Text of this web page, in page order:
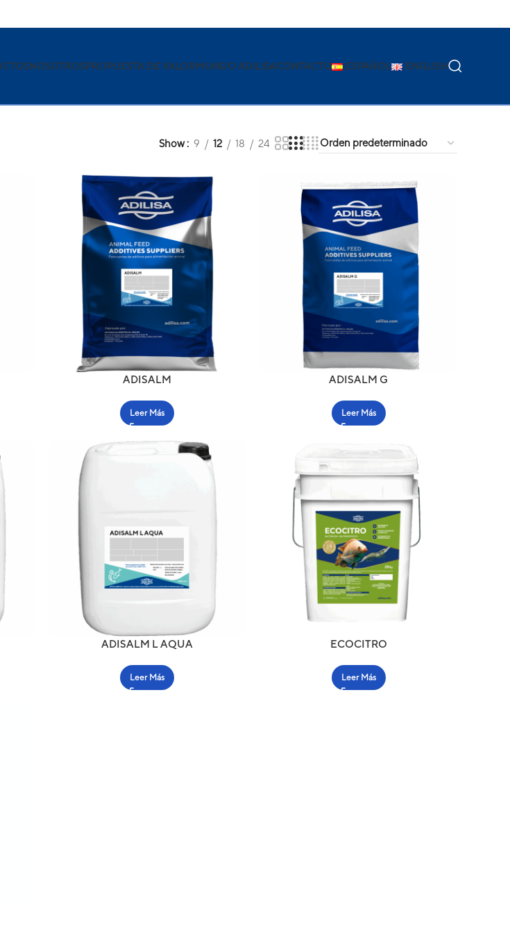
NOSOTROSPROPUESTA DE VALORMUNDO ADILISACONTACTO ESPAÑOL ENGLISH
Show 9 12 18 24
ADISALM
Leer Más
ADISALM G
Leer Más
ADISALM L AQUA
Leer Más
ECOCITRO
Leer Más